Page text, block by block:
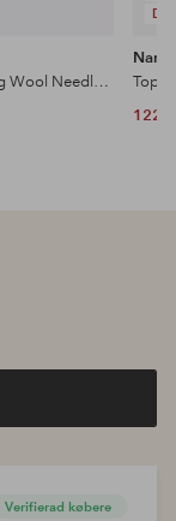
Top nmfWang Wool Needle LS Top
Top
122
Verifierad købere